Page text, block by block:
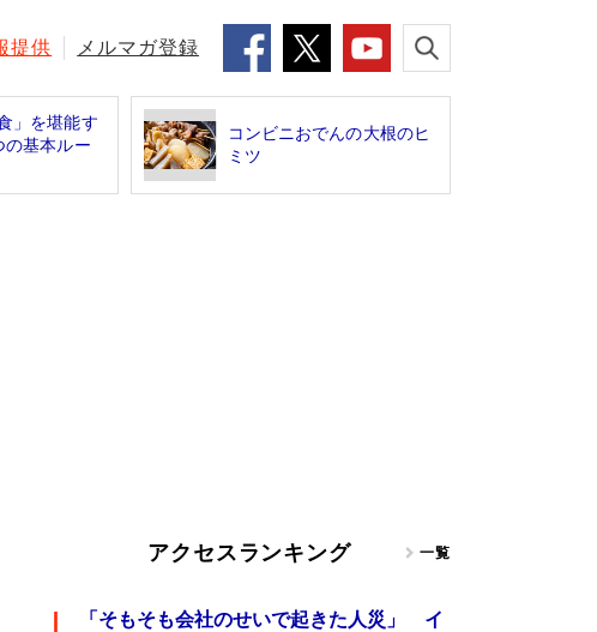
提供 メルマガ登録
」を堪能す
基本ルー
コンビニおでんの大根のヒ
ミツ
アクセスランキング 一覧
「そもそも会社のせいで起きた人災」 イ